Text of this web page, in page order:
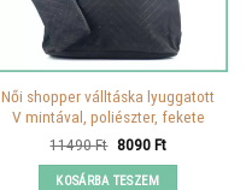
Női shopper válltáska lyuggatott
V mintával, poliészter, fekete
11490Ft Original
was:
8090FtCurrent
KOSÁRBA TESZEM